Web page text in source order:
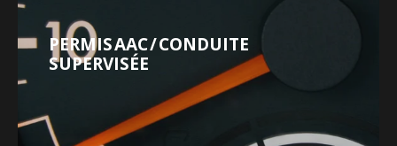
PERMIS AAC / CONDUITE
SUPERVISÉE